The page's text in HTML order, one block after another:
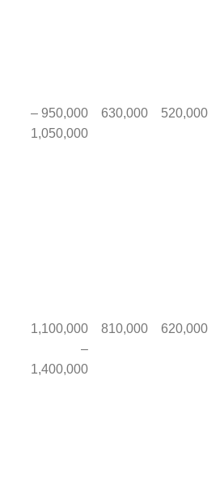
520,000
630,000
950,000 –
1,050,000
620,000
810,000
1,100,000
–
1,400,000